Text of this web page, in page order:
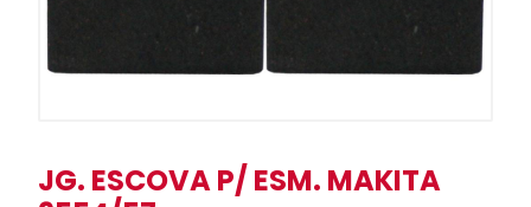
JG. ESCOVA P/ ESM. MAKITA